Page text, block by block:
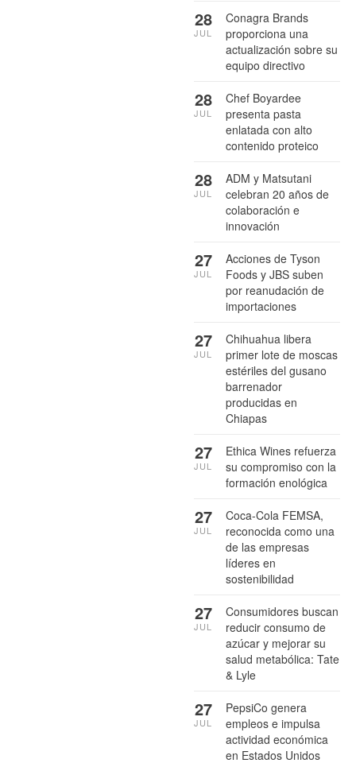
Conagra Brands
proporciona una
actualización sobre su
equipo directivo
28
JUL
Chef Boyardee
presenta pasta
enlatada con alto
contenido proteico
28
JUL
ADM y Matsutani
celebran 20 años de
colaboración e
innovación
28
JUL
Acciones de Tyson
Foods y JBS suben
por reanudación de
importaciones
27
JUL
Chihuahua libera
primer lote de moscas
estériles del gusano
barrenador
producidas en
Chiapas
27
JUL
Ethica Wines refuerza
su compromiso con la
formación enológica
27
JUL
Coca-Cola FEMSA,
reconocida como una
de las empresas
líderes en
sostenibilidad
27
JUL
Consumidores buscan
reducir consumo de
azúcar y mejorar su
salud metabólica: Tate
& Lyle
27
JUL
PepsiCo genera
empleos e impulsa
actividad económica
en Estados Unidos
27
JUL